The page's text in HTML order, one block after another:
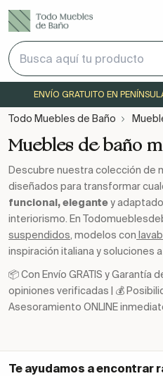
ENVÍO GRATUITO EN
Todo Muebles de Baño
Muebles de baño
Descubre nuestra colección de
diseñados para transformar
funcional, elegantey
interiorismo. En
suspendidos, modelos con
inspiración italiana y soluciones
📦 Con Envío GRATIS y Garantía
opiniones verificadas | 💰
Asesoramiento ONLINE
Te ayudamos a encontrar